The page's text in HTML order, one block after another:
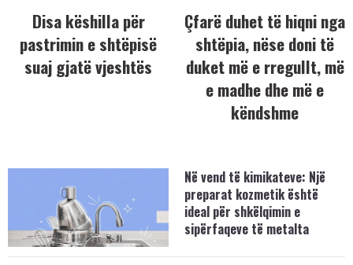
Disa këshilla për
pastrimin e shtëpisë
suaj gjatë vjeshtës
Çfarë duhet të hiqni nga
shtëpia, nëse doni të
duket më e rregullt, më
e madhe dhe më e
këndshme
Në vend të kimikateve: Një
preparat kozmetik është
ideal për shkëlqimin e
sipërfaqeve të metalta